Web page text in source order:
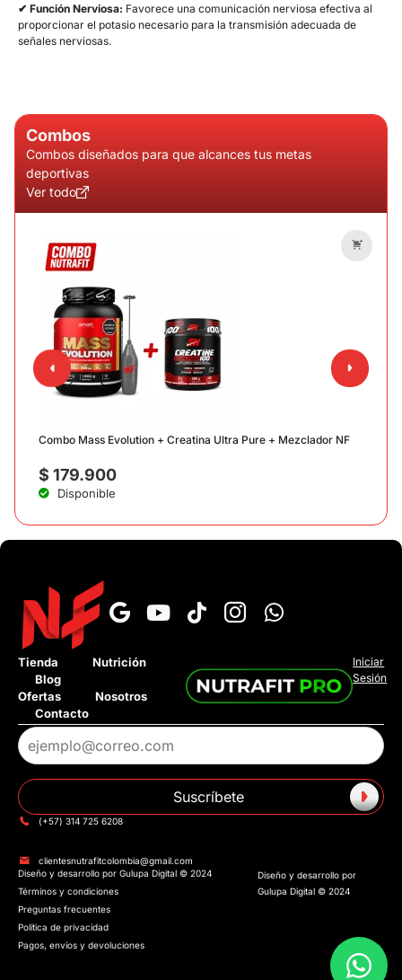
✔ Función Nerviosa: Favorece una comunicación nerviosa efectiva al
proporcionar el potasio necesario para la transmisión adecuada de
señales nerviosas.
Combos
Combos diseñados para que alcances tus metas
deportivas
Ver todo
Combo Mass Evolution + Creatina Ultra Pure + Mezclador NF
$ 179.900
Disponible
¿Tienen pago contra entrega?
¿Tienen tienda fisica?
¿Tienen Addi o Sistecredito?
¿Cuánto cuesta el envió?
Hablar con un asesor
Tienda
Nutrición
Blog
Ofertas
Nosotros
Contacto
Iniciar
Sesión
Suscríbete
(+57) 314 725 6208
clientesnutrafitcolombia@gmail.com
Diseño y desarrollo por Gulupa Digital © 2024
Términos y condiciones
Preguntas frecuentes
Política de privacidad
Pagos, envíos y devoluciones
Diseño y desarrollo por
Gulupa Digital © 2024